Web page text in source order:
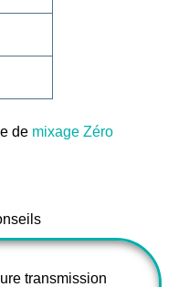
de mixage Zéro
transmission